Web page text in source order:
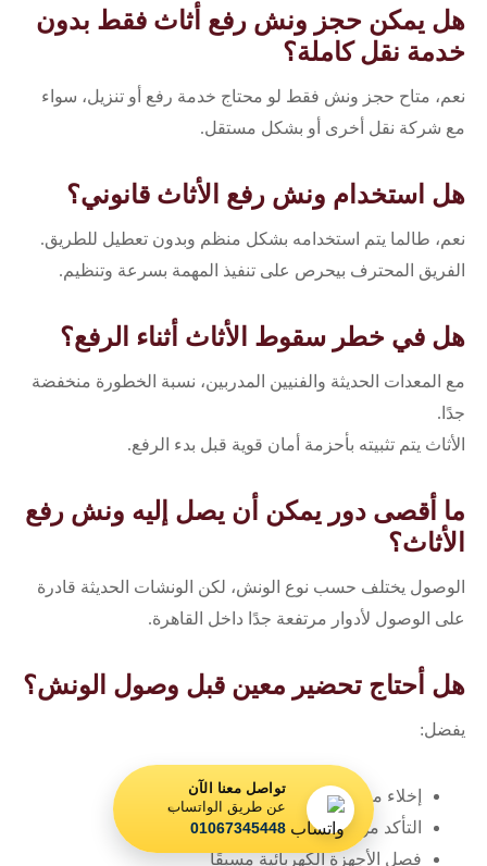
تواصل معنا الآن
عن طريق الواتساب
01067345448
هل يمكن حجز ونش رفع أثاث فقط بدون
خدمة نقل كاملة؟
نعم، متاح حجز ونش فقط لو محتاج خدمة رفع أو تنزيل، سواء
مع شركة نقل أخرى أو بشكل مستقل.
هل استخدام ونش رفع الأثاث قانوني؟
نعم، طالما يتم استخدامه بشكل منظم وبدون تعطيل للطريق.
الفريق المحترف بيحرص على تنفيذ المهمة بسرعة وتنظيم.
هل في خطر سقوط الأثاث أثناء الرفع؟
مع المعدات الحديثة والفنيين المدربين، نسبة الخطورة منخفضة
جدًا.
الأثاث يتم تثبيته بأحزمة أمان قوية قبل بدء الرفع.
ما أقصى دور يمكن أن يصل إليه ونش رفع
الأثاث؟
الوصول يختلف حسب نوع الونش، لكن الونشات الحديثة قادرة
على الوصول لأدوار مرتفعة جدًا داخل القاهرة.
هل أحتاج تحضير معين قبل وصول الونش؟
يفضل:
إخلاء مساحة أمام العقار
التأكد من إمكانية فتح الشباك أو البلكونة
فصل الأجهزة الكهربائية مسبقًا